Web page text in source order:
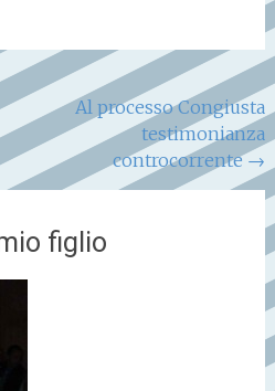
Al processo Congiusta
testimonianza
controcorrente→
figlio